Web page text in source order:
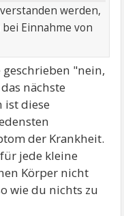
werden,
Einnahme von
"nein,
nächste
ist diese
der Krankheit.
jede kleine
Körper nicht
wie du nichts zu